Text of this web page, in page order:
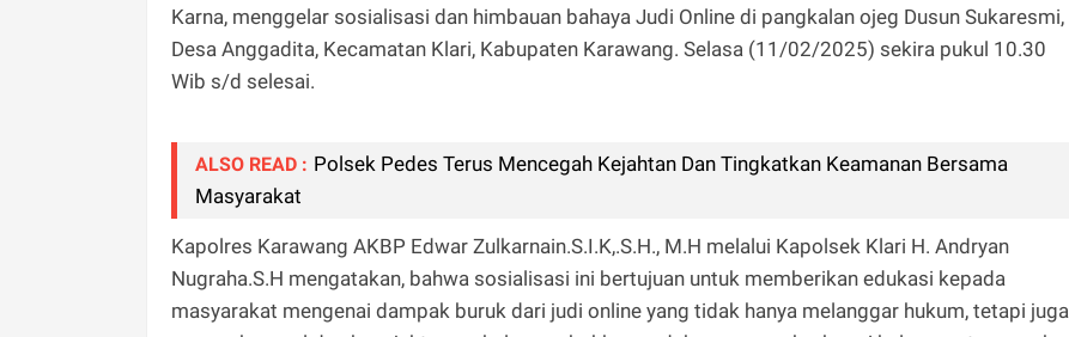
Karna, menggelar sosialisasi dan himbauan bahaya Judi Online di pangkalan ojeg Dusun Sukaresmi,
Desa Anggadita, Kecamatan Klari, Kabupaten Karawang. Selasa (11/02/2025) sekira pukul 10.30
Wib s/d selesai.
ALSO READ : Polsek Pedes Terus Mencegah Kejahtan Dan Tingkatkan Keamanan Bersama
Masyarakat
Kapolres Karawang AKBP Edwar Zulkarnain.S.I.K,.S.H., M.H melalui Kapolsek Klari H. Andryan
Nugraha.S.H mengatakan, bahwa sosialisasi ini bertujuan untuk memberikan edukasi kepada
masyarakat mengenai dampak buruk dari judi online yang tidak hanya melanggar hukum, tetapi juga